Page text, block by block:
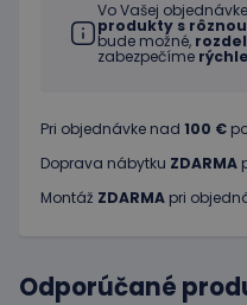
Vo Vašej
produkty s
bude možné,
zabezpečíme
Pri objednávke nad 100 €
Doprava nábytku ZDARMA
Montáž ZDARMA pri
Odporúčané